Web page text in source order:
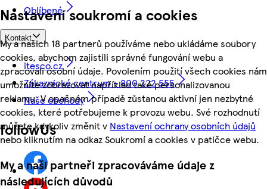
Nastavení soukromí a cookies
My a našich 18 partnerů používáme nebo ukládáme soubory
cookies, abychom zajistili správné fungování webu a
zpracovali osobní údaje. Povolením použití všech cookies nám
umožníte zobrazovat například také personalizovanou
reklamu. V opačném případě zůstanou aktivní jen nezbytné
cookies, které potřebujeme k provozu webu. Své rozhodnutí
můžete kdykoliv změnit v Nastavení ochrany osobních údajů
nebo kliknutím na odkaz Soukromí a cookies v patičce webu.
My a naši partneři zpracováváme údaje z
následujících důvodů
Oblíbené
Kontakt
itesco.cz
Zákaznické centrum - 800 222 555
Naše obchody
followUs